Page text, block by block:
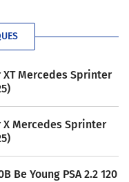
XT Mercedes Sprinter
X Mercedes Sprinter
Be Young PSA 2.2 120